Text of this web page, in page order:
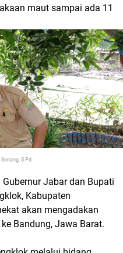
maut sampai ada 11
S.Pd
Jabar dan Bupati
Kabupaten
akan mengadakan
Bandung, Jawa Barat.